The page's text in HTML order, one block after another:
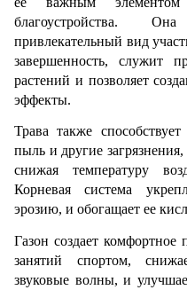
благоустройства.
привлекательный вид
завершенность, служит
растений и позволяет
эффекты.
Трава
также
пыль и другие
снижая температуру
Корневая система
эрозию, и обогащает ее
Газон создает комфортное
занятий спортом,
звуковые волны, и